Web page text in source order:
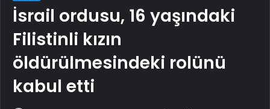
İsrail ordusu, 16 yaşındaki
Filistinli kızın
öldürülmesindeki rolünü
kabul etti